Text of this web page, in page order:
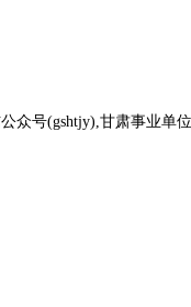
众号(gshtjy),甘肃事业单